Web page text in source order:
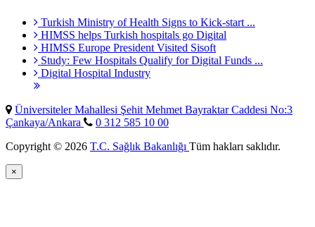
Turkish Ministry of Health Signs to Kick-start ...
HIMSS helps Turkish hospitals go Digital
HIMSS Europe President Visited Sisoft
Study: Few Hospitals Qualify for Digital Funds ...
Digital Hospital Industry
Üniversiteler Mahallesi Şehit Mehmet Bayraktar Caddesi No:3
Çankaya/Ankara
0 312 585 10 00
Copyright © 2026 T.C. Sağlık Bakanlığı Tüm hakları saklıdır.
×